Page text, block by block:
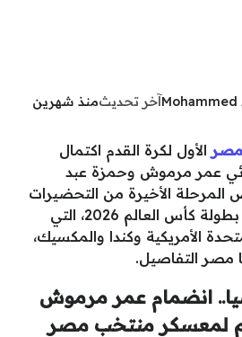
Mohammed آخر تحديثمنذ شهرين
الأول لكرة القدم اكتمال
عمر مرموش وحمزة عبد
المرحلة الأخيرة من التحضيرات
قبل انطلاق منافسات بطولة كأس العالم 2026، التي
الأمريكية وكندا والمكسيك،
التفاصيل.
انضمام عمر مرموش
لمعسكر منتخب مصر